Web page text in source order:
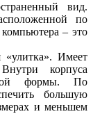
вид.
по
– это
Имеет
корпуса
формы. По
большую
и меньшем